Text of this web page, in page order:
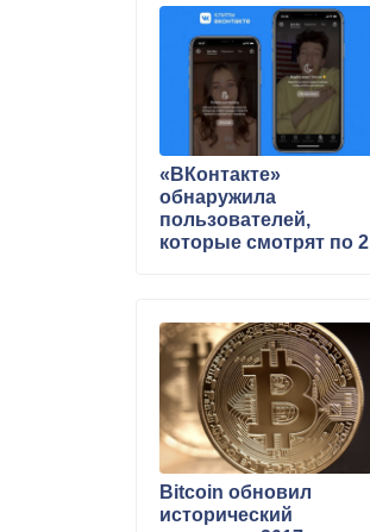
«ВКонтакте»
обнаружила
пользователей,
которые смотрят по 2
Bitcoin обновил
исторический